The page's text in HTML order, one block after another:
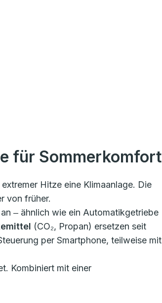
für Sommerkomfort
Hitze eine Klimaanlage. Die
von früher.
‒ ähnlich wie ein Automatikgetriebe
(CO₂, Propan) ersetzen seit
per Smartphone, teilweise mit
Kombiniert mit einer